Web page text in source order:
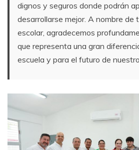
dignos y seguros donde podrán
desarrollarse mejor. A nombre de
escolar, agradecemos
que representa una gran
escuela y para el futuro de